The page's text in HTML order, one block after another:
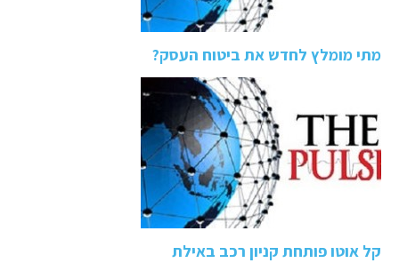
מתי מומלץ לחדש את ביטוח העסק?
קל אוטו פותחת קניון רכב באילת